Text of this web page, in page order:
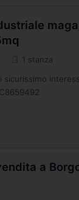
1 stanza
sicurissimo
a